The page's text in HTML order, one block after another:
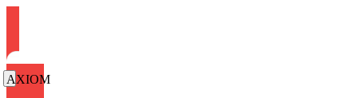
AXIOM